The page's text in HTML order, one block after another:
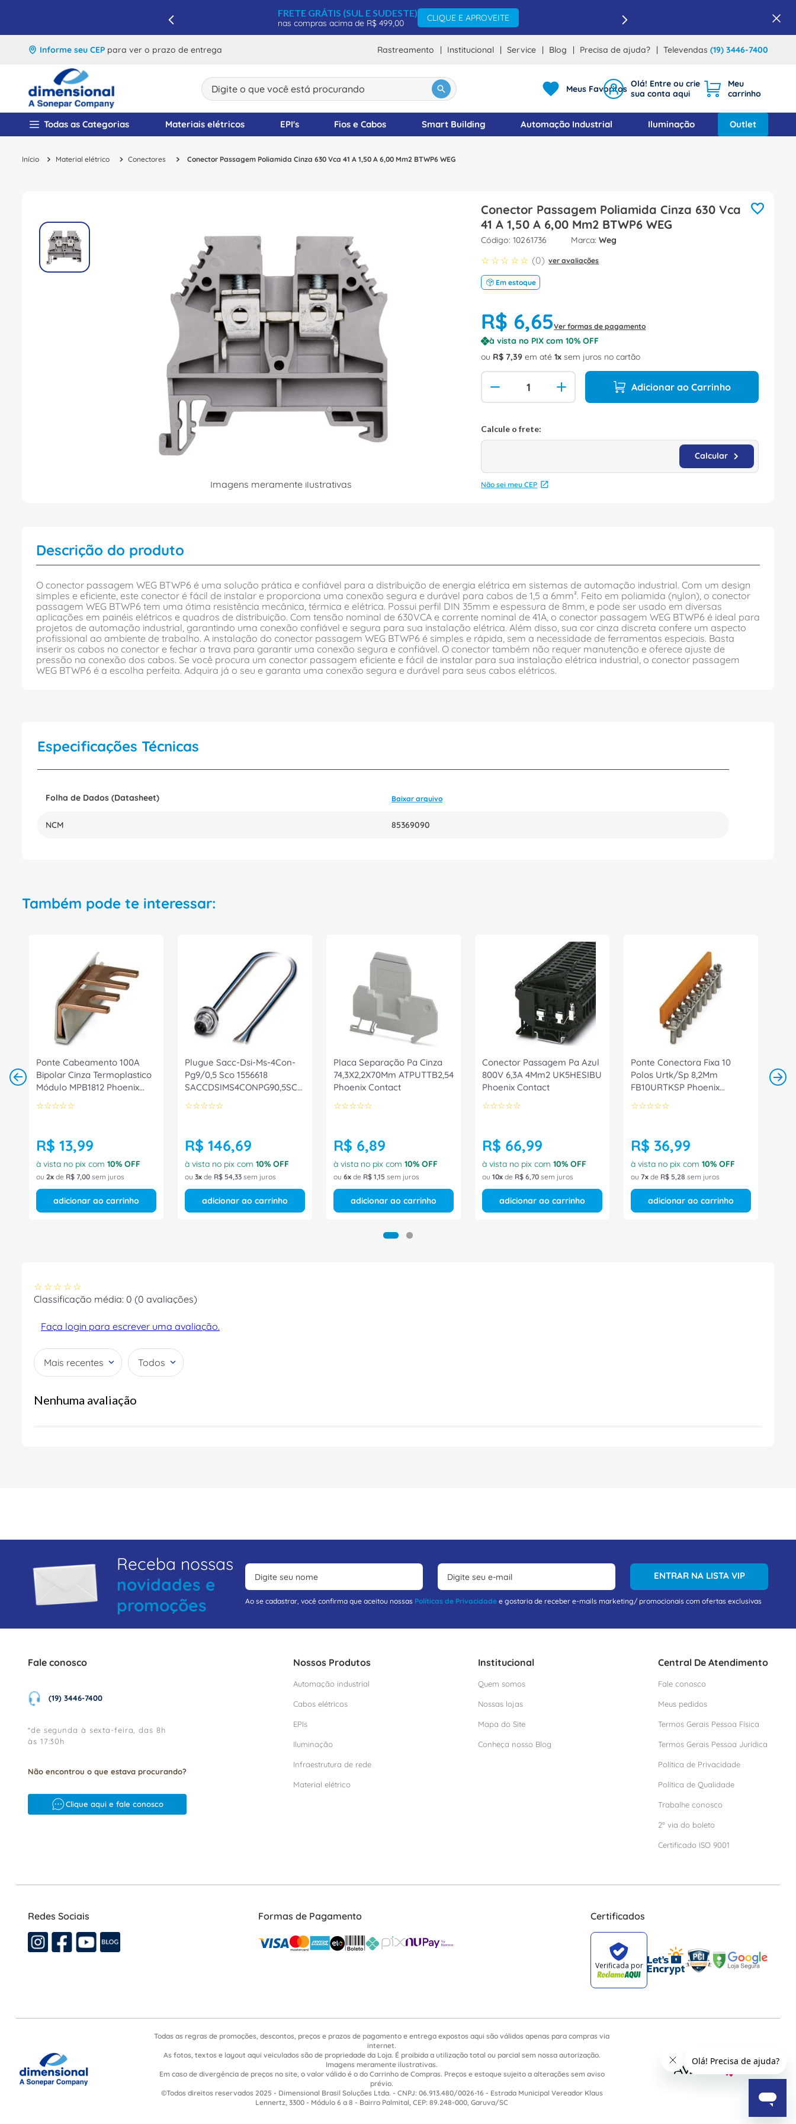
FRETE GRÁTIS (SUL E SUDESTE)
nas compras acima de R$ 499,00
CLIQUE E APROVEITE
Informe seu CEP para ver o prazo de entrega Rastreamento Institucional Service Blog Precisa de ajuda? Televendas (19) 3446-7400
Digite o que você está procurando
Meus Favoritos
Todas as Categorias Materiais elétricos EPI's Fios e Cabos Smart Building Automação Industrial Iluminação Outlet
Material elétrico Conectores Conector Passagem Poliamida Cinza 630 Vca 41 A 1,50 A 6,00 Mm2 BTWP6 WEG
Imagens meramente ilustrativas
Conector Passagem Poliamida Cinza 630 Vca
41 A 1,50 A 6,00 Mm2 BTWP6 WEG
: 10261736 Weg
☆ ☆ ☆ ☆ ☆ (0) ver avaliações
Em estoque
R$ 6,65Ver formas de pagamento
à vista no PIX com10% OFF
ou R$ 7,39 em até1 sem juros no cartão
Adicionar ao Carrinho
Não sei meu CEP
Descrição do produto
O conector passagem WEG BTWP6 é uma solução prática e confiável para a distribuição de energia elétrica em sistemas de automação industrial. Com um design
simples e eficiente, este conector é fácil de instalar e proporciona uma conexão segura e durável para cabos de 1,5 a 6mm². Feito em poliamida (nylon), o conector
passagem WEG BTWP6 tem uma ótima resistência mecânica, térmica e elétrica. Possui perfil DIN 35mm e espessura de 8mm, e pode ser usado em diversas
aplicações em painéis elétricos e quadros de distribuição. Com tensão nominal de 630VCA e corrente nominal de 41A, o conector passagem WEG BTWP6 é ideal para
projetos de automação industrial, garantindo uma conexão confiável e segura para sua instalação elétrica. Além disso, sua cor cinza discreta confere um aspecto
profissional ao ambiente de trabalho. A instalação do conector passagem WEG BTWP6 é simples e rápida, sem a necessidade de ferramentas especiais. Basta
inserir os cabos no conector e fechar a trava para garantir uma conexão segura e confiável. O conector também não requer manutenção e oferece ajuste de
pressão na conexão dos cabos. Se você procura um conector passagem eficiente e fácil de instalar para sua instalação elétrica industrial, o conector passagem
WEG BTWP6 é a escolha perfeita. Adquira já o seu e garanta uma conexão segura e durável para seus cabos elétricos.
Especificações Técnicas
Folha de Dados (Datasheet) Baixar arquivo
NCM 85369090
Também pode te interessar:
Ponte Cabeamento 100A
Bipolar Cinza Termoplastico
Módulo MPB1812 Phoenix
Contact
☆☆☆☆☆
R$ 13,99
à vista no pix com 10% OFF
ou 2 de R$ 7,00 sem juros
adicionar ao carrinho
Plugue Sacc-Dsi-Ms-4Con-
Pg9/0,5 Sco 1556618
SACCDSIMS4CONPG90,5SCO
Phoenix Contact
☆☆☆☆☆
R$ 146,69
à vista no pix com 10% OFF
ou 3 de R$ 54,33 sem juros
adicionar ao carrinho
Placa Separação Pa Cinza
74,3X2,2X70Mm ATPUTTB2,54
Phoenix Contact
☆☆☆☆☆
R$ 6,89
à vista no pix com 10% OFF
ou 6 de R$ 1,15 sem juros
adicionar ao carrinho
Conector Passagem Pa Azul
800V 6,3A 4Mm2 UK5HESIBU
Phoenix Contact
☆☆☆☆☆
R$ 66,99
à vista no pix com 10% OFF
ou 10 de R$ 6,70 sem juros
adicionar ao carrinho
Ponte Conectora Fixa 10
Polos Urtk/Sp 8,2Mm
FB10URTKSP Phoenix
Contact
☆☆☆☆☆
R$ 36,99
à vista no pix com 10% OFF
ou 7 de R$ 5,28 sem juros
adicionar ao carrinho
☆ ☆ ☆ ☆ ☆
Classificação média: 0 (0 avaliações)
Faça login para escrever uma avaliação.
Mais recentes Todos
Nenhuma avaliação
Receba nossas
novidades e
promoções
ENTRAR NA LISTA VIP
Ao se cadastrar, você confirma que aceitou nossas Políticas de Privacidade e gostaria de receber e-mails marketing/ promocionais com ofertas exclusivas
Fale conosco
(19) 3446-7400
*de segunda à sexta-feira, das 8h
às 17:30h
Não encontrou o que estava procurando?
Clique aqui e fale conosco
Nossos Produtos
Automação industrial
Cabos elétricos
EPIs
Iluminação
Infraestrutura de rede
Material elétrico
Institucional
Quem somos
Nossas lojas
Mapa do Site
Conheça nosso Blog
Central De Atendimento
Fale conosco
Meus pedidos
Termos Gerais Pessoa Física
Termos Gerais Pessoa Jurídica
Política de Privacidade
Política de Qualidade
Trabalhe conosco
2º via do boleto
Certificado ISO 9001
Redes Sociais Formas de Pagamento Certificados
Todas as regras de promoções, descontos, preços e prazos de pagamento e entrega expostos aqui são válidos apenas para compras via
internet.
As fotos, textos e layout aqui veiculados são de propriedade da Loja. É proibida a utilização total ou parcial sem nossa autorização.
Imagens meramente ilustrativas.
Em caso de divergência de preços no site, o valor válido é o do Carrinho de Compras. Preços e estoque sujeito a alterações sem aviso
prévio.
©Todos direitos reservados 2025 - Dimensional Brasil Soluções Ltda. - CNPJ: 06.913.480/0026-16 - Estrada Municipal Vereador Klaus
Lennertz, 3300 - Módulo 6 a 8 - Bairro Palmital, CEP: 89.248-000, Garuva/SC
1º disjuntor
2 cabo flexivel
barramento
fita isolante
8º dps
orion schneider
10 caixa passagem